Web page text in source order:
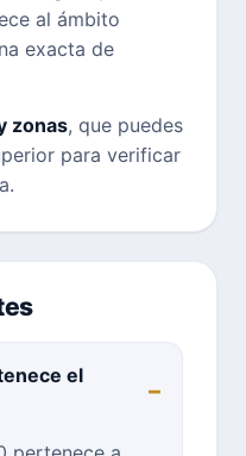
al ámbito
exacta de
zonas, que puedes
para verificar
el